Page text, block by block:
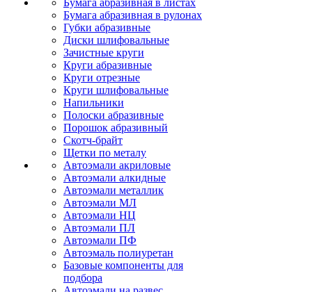
Бумага абразивная в листах
Бумага абразивная в рулонах
Губки абразивные
Диски шлифовальные
Зачистные круги
Круги абразивные
Круги отрезные
Круги шлифовальные
Напильники
Полоски абразивные
Порошок абразивный
Скотч-брайт
Щетки по металу
Автоэмали акриловые
Автоэмали алкидные
Автоэмали металлик
Автоэмали МЛ
Автоэмали НЦ
Автоэмали ПЛ
Автоэмали ПФ
Автоэмаль полиуретан
Базовые компоненты для
подбора